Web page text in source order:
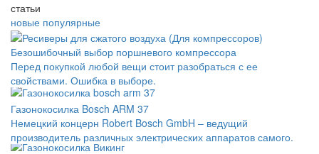
статьи
новые популярные
Безошибочный выбор поршневого компрессора
Перед покупкой любой вещи стоит разобраться с ее
свойствами. Ошибка в выборе.
Газонокосилка Bosch ARM 37
Немецкий концерн Robert Bosch GmbH – ведущий
производитель различных электрических аппаратов самого.